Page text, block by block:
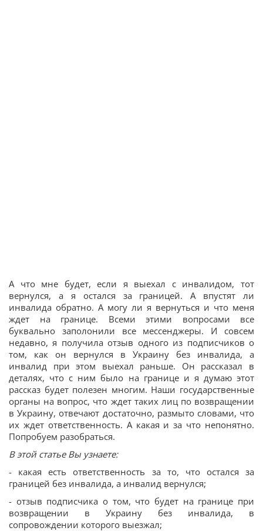
А что мне будет, если я выехал с инвалидом, тот
вернулся, а я остался за границей. А впустят ли
инвалида обратно. А могу ли я вернуться и что меня
ждет на границе. Всеми этими вопросами все
буквально заполонили все мессенджеры. И совсем
недавно, я получила отзыв одного из подписчиков о
том, как он вернулся в Украину без инвалида, а
инвалид при этом выехал раньше. Он рассказал в
деталях, что с ним было на границе и я думаю этот
рассказ будет полезен многим. Наши государственные
органы на вопрос, что ждет таких лиц по возвращении
в Украину, отвечают достаточно, размыто словами, что
их ждет ответственность. А какая и за что непонятно.
Попробуем разобраться.
В этой статье Вы узнаете:
- какая есть ответственность за то, что остался за
границей без инвалида, а инвалид вернулся;
- отзыв подписчика о том, что будет на границе при
возвращении в Украину без инвалида, в
сопровождении которого выезжал;